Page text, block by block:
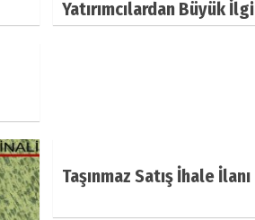
Yatırımcılardan Büyük İlgi
Taşınmaz Satış İhale İlanı